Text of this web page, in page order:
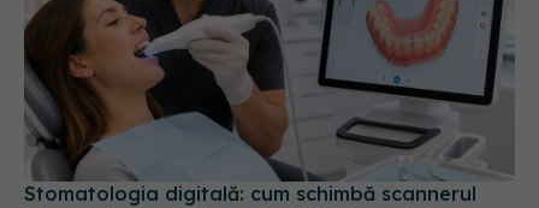
Stomatologia digitală: cum schimbă scannerul
intraoral experiența pacientului și precizia
lucrărilor dentare
01 iul 2026, 12:07